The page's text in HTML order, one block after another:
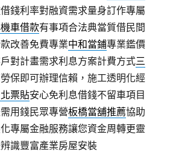
錢利率對融資需求量身訂作專屬
車借款有事項合法典當質借民間
改善免費專業中和當鋪專業鑑價
對計畫需求利息方案計費方式三
保即可辦理信賴，施工透明化經
票貼安心免利息借錢不留車項目
用錢民眾專營板橋當舖推薦協助
專屬金融服務讓您資金周轉更靈
識豐富產業房屋安裝